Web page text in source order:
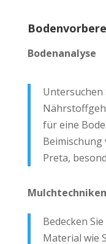
Bodenanalyse
Untersuchen
für eine
Preta,
Mulchtechniken
Bedecken
Material wie